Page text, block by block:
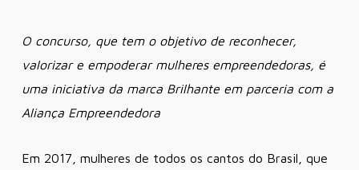
O concurso, que tem o objetivo de reconhecer,
valorizar e empoderar mulheres empreendedoras, é
uma iniciativa da marca Brilhante em parceria com a
Aliança Empreendedora
Em 2017, mulheres de todos os cantos do Brasil, que